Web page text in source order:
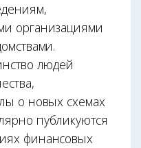
организациями
людей
о новых схемах
публикуются
финансовых